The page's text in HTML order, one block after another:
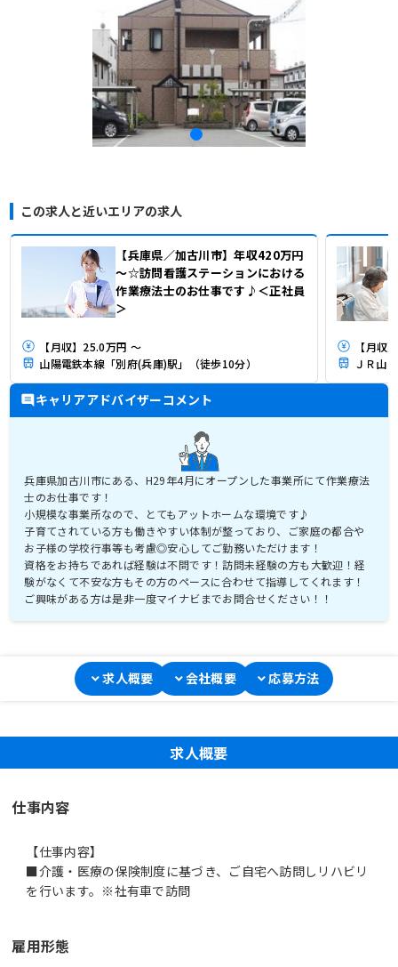
この求人と近いエリアの求人
【兵庫県／加古川市】年収420万円
～☆訪問看護ステーションにおける
作業療法士のお仕事です♪＜正社員
＞
【月収】25.0万円 ～
山陽電鉄本線「別府(兵庫)駅」（徒歩10分）
【月収
キャリアアドバイザーコメント
兵庫県加古川市にある、H29年4月にオープンした事業所にて作業療法
士のお仕事です！
小規模な事業所なので、とてもアットホームな環境です♪
子育てされている方も働きやすい体制が整っており、ご家庭の都合や
お子様の学校行事等も考慮◎安心してご勤務いただけます！
資格をお持ちであれば経験は不問です！訪問未経験の方も大歓迎！経
験がなくて不安な方もその方のペースに合わせて指導してくれます！
ご興味がある方は是非一度マイナビまでお問合せください！！
求人概要 会社概要 応募方法
求人概要
仕事内容
【仕事内容】
■介護・医療の保険制度に基づき、ご自宅へ訪問しリハビリ
を行います。※社有車で訪問
雇用形態